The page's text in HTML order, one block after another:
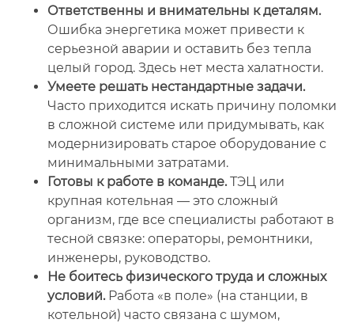
Ответственны и внимательны к деталям.
Ошибка энергетика может привести к
серьезной аварии и оставить без тепла
целый город. Здесь нет места халатности.
Умеете решать нестандартные задачи.
Часто приходится искать причину поломки
в сложной системе или придумывать, как
модернизировать старое оборудование с
минимальными затратами.
Готовы к работе в команде.ТЭЦ или
крупная котельная — это сложный
организм, где все специалисты работают в
тесной связке: операторы, ремонтники,
инженеры, руководство.
Не боитесь физического труда и сложных
условий.Работа «в поле» (на станции, в
котельной) часто связана с шумом,